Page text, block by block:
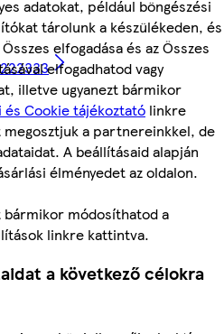
adatokat, például böngészési
tárolunk a készülékeden, és
elfogadása és az Összes
elfogadhatod vagy
illetve ugyanezt bármikor
és Cookie tájékoztató linkre
megosztjuk a partnereinkkel, de
A beállításaid alapján
élményedet az oldalon.
bármikor módosíthatod a
linkre kattintva.
a következő célokra